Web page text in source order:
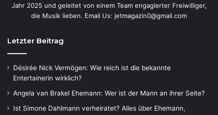
Jahr 2025 und geleitet von einem Team engagierter Freiwilliger,
die Musik lieben. Email Us: jetmagazin0@gmail.com
Letzter Beitrag
Désirée Nick Vermögen: Wie reich ist die bekannte
Entertainerin wirklich?
Angela van Brakel Ehemann: Wer ist der Mann an ihrer Seite?
Ist Simone Dahlmann verheiratet? Alles über Ehemann,